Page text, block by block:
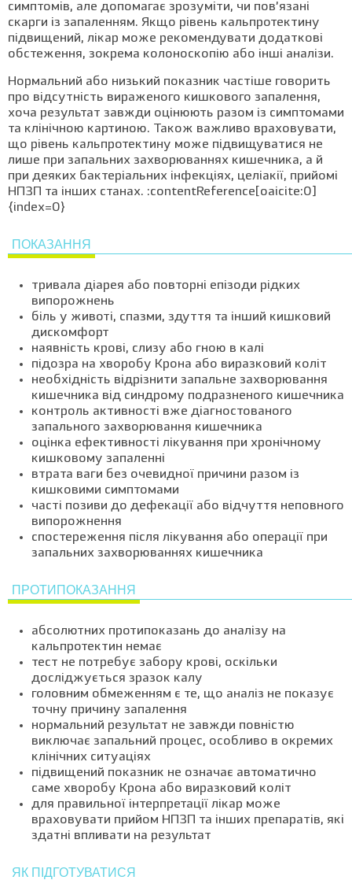
симптомів, але допомагає зрозуміти, чи пов’язані
скарги із запаленням. Якщо рівень кальпротектину
підвищений, лікар може рекомендувати додаткові
обстеження, зокрема колоноскопію або інші аналізи.
Нормальний або низький показник частіше говорить
про відсутність вираженого кишкового запалення,
хоча результат завжди оцінюють разом із симптомами
та клінічною картиною. Також важливо враховувати,
що рівень кальпротектину може підвищуватися не
лише при запальних захворюваннях кишечника, а й
при деяких бактеріальних інфекціях, целіакії, прийомі
НПЗП та інших станах. :contentReference[oaicite:0]
{index=0}
ПОКАЗАННЯ
тривала діарея або повторні епізоди рідких
випорожнень
біль у животі, спазми, здуття та інший кишковий
дискомфорт
наявність крові, слизу або гною в калі
підозра на хворобу Крона або виразковий коліт
необхідність відрізнити запальне захворювання
кишечника від синдрому подразненого кишечника
контроль активності вже діагностованого
запального захворювання кишечника
оцінка ефективності лікування при хронічному
кишковому запаленні
втрата ваги без очевидної причини разом із
кишковими симптомами
часті позиви до дефекації або відчуття неповного
випорожнення
спостереження після лікування або операції при
запальних захворюваннях кишечника
ПРОТИПОКАЗАННЯ
абсолютних протипоказань до аналізу на
кальпротектин немає
тест не потребує забору крові, оскільки
досліджується зразок калу
головним обмеженням є те, що аналіз не показує
точну причину запалення
нормальний результат не завжди повністю
виключає запальний процес, особливо в окремих
клінічних ситуаціях
підвищений показник не означає автоматично
саме хворобу Крона або виразковий коліт
для правильної інтерпретації лікар може
враховувати прийом НПЗП та інших препаратів, які
здатні впливати на результат
ЯК ПІДГОТУВАТИСЯ